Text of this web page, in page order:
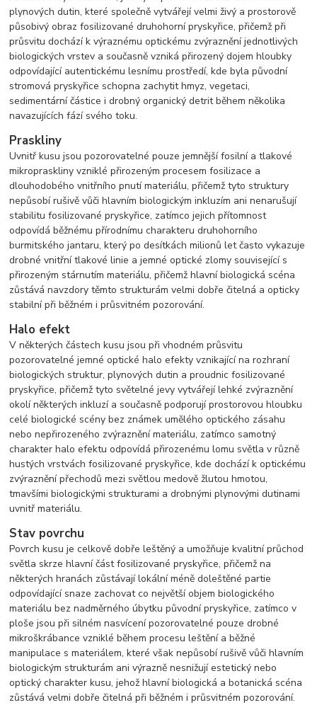
plynových dutin, které společně vytvářejí velmi živý a prostorově
působivý obraz fosilizované druhohorní pryskyřice, přičemž při
průsvitu dochází k výraznému optickému zvýraznění jednotlivých
biologických vrstev a současně vzniká přirozený dojem hloubky
odpovídající autentickému lesnímu prostředí, kde byla původní
stromová pryskyřice schopna zachytit hmyz, vegetaci,
sedimentární částice i drobný organický detrit během několika
navazujících fází svého toku.
Praskliny
Uvnitř kusu jsou pozorovatelné pouze jemnější fosilní a tlakové
mikropraskliny vzniklé přirozeným procesem fosilizace a
dlouhodobého vnitřního pnutí materiálu, přičemž tyto struktury
nepůsobí rušivě vůči hlavním biologickým inkluzím ani nenarušují
stabilitu fosilizované pryskyřice, zatímco jejich přítomnost
odpovídá běžnému přírodnímu charakteru druhohorního
burmitského jantaru, který po desítkách milionů let často vykazuje
drobné vnitřní tlakové linie a jemné optické zlomy související s
přirozeným stárnutím materiálu, přičemž hlavní biologická scéna
zůstává navzdory těmto strukturám velmi dobře čitelná a opticky
stabilní při běžném i průsvitném pozorování.
Halo efekt
V některých částech kusu jsou při vhodném průsvitu
pozorovatelné jemné optické halo efekty vznikající na rozhraní
biologických struktur, plynových dutin a proudnic fosilizované
pryskyřice, přičemž tyto světelné jevy vytvářejí lehké zvýraznění
okolí některých inkluzí a současně podporují prostorovou hloubku
celé biologické scény bez známek umělého optického zásahu
nebo nepřirozeného zvýraznění materiálu, zatímco samotný
charakter halo efektu odpovídá přirozenému lomu světla v různě
hustých vrstvách fosilizované pryskyřice, kde dochází k optickému
zvýraznění přechodů mezi světlou medově žlutou hmotou,
tmavšími biologickými strukturami a drobnými plynovými dutinami
uvnitř materiálu.
Stav povrchu
Povrch kusu je celkově dobře leštěný a umožňuje kvalitní průchod
světla skrze hlavní část fosilizované pryskyřice, přičemž na
některých hranách zůstávají lokální méně doleštěné partie
odpovídající snaze zachovat co největší objem biologického
materiálu bez nadměrného úbytku původní pryskyřice, zatímco v
ploše jsou při silném nasvícení pozorovatelné pouze drobné
mikroškrábance vzniklé během procesu leštění a běžné
manipulace s materiálem, které však nepůsobí rušivě vůči hlavním
biologickým strukturám ani výrazně nesnižují estetický nebo
optický charakter kusu, jehož hlavní biologická a botanická scéna
zůstává velmi dobře čitelná při běžném i průsvitném pozorování.